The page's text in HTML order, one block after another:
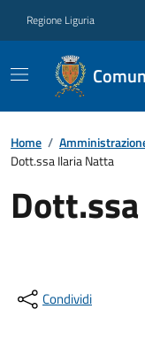
Regione Liguria
Home /
Dott.ssa Ilaria Natta
Condividi